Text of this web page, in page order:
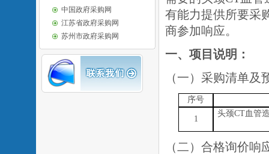
中国政府采购网
江苏省政府采购网
苏州市政府采购网
有能力提供所要采
商参加响应。
一、 项目说明：
（一）采购清单及
序号
1
头颈CT血管
（二）合格询价响